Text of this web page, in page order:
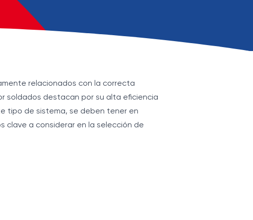
relacionados con la correcta
soldados destacan por su alta eficiencia
tipo de sistema, se deben tener en
clave a considerar en la selección de